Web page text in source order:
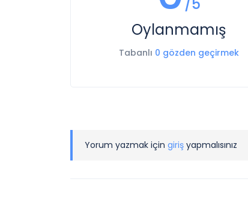
Oylanmamış
Tabanlı 0 gözden geçirmek
Yorum yazmak için giriş yapmalısınız